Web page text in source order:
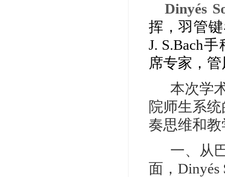
Dinyés
挥，羽管
J. S.Bach
席专家，
本次学
院师生系
奏思维和
一、
从
面，Dinyés